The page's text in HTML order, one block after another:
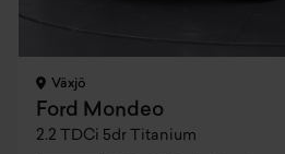
Växjö
Ford Mondeo
2.2 TDCi 5dr Titanium